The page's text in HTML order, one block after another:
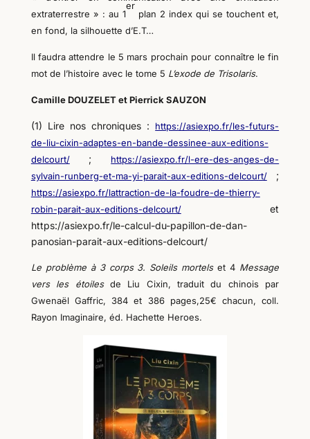
extraterrestre » : au 1
er
plan 2 index qui se touchent et,
en fond, la silhouette d’E.T…
Il faudra attendre le 5 mars prochain pour connaître le fin
mot de l’histoire avec le tome 5 L’exode de Trisolaris.
Camille DOUZELET et Pierrick SAUZON
(1) Lire nos chroniques : https://asiexpo.fr/les-futurs-
de-liu-cixin-adaptes-en-bande-dessinee-aux-editions-
delcourt/; https://asiexpo.fr/l-ere-des-anges-de-
sylvain-runberg-et-ma-yi-parait-aux-editions-delcourt/;
https://asiexpo.fr/lattraction-de-la-foudre-de-thierry-
robin-parait-aux-editions-delcourt/et
https://asiexpo.fr/le-calcul-du-papillon-de-dan-
panosian-parait-aux-editions-delcourt/
Le problème à 3 corps 3. Soleils mortelset 4 Message
vers les étoilesde Liu Cixin, traduit du chinois par
Gwenaël Gaffric, 384 et 386 pages,25€ chacun, coll.
Rayon Imaginaire, éd. Hachette Heroes.